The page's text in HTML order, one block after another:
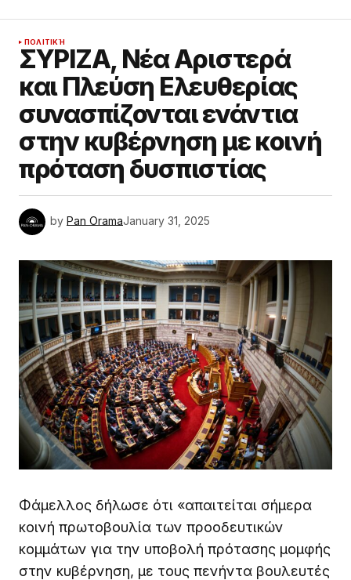
ΠΟΛΙΤΙΚΉ
ΣΥΡΙΖΑ, Νέα Αριστερά
και Πλεύση Ελευθερίας
συνασπίζονται ενάντια
στην κυβέρνηση με κοινή
πρόταση δυσπιστίας
by Pan OramaJanuary 31, 2025
Φάμελλος δήλωσε ότι «απαιτείται σήμερα
κοινή πρωτοβουλία των προοδευτικών
κομμάτων για την υποβολή πρότασης μομφής
στην κυβέρνηση, με τους πενήντα βουλευτές